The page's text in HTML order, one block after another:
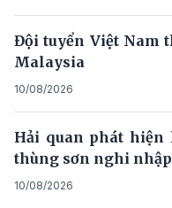
Đội tuyển Việt Nam
Malaysia
10/08/2026
Hải quan phát hiện
thùng sơn nghi
10/08/2026